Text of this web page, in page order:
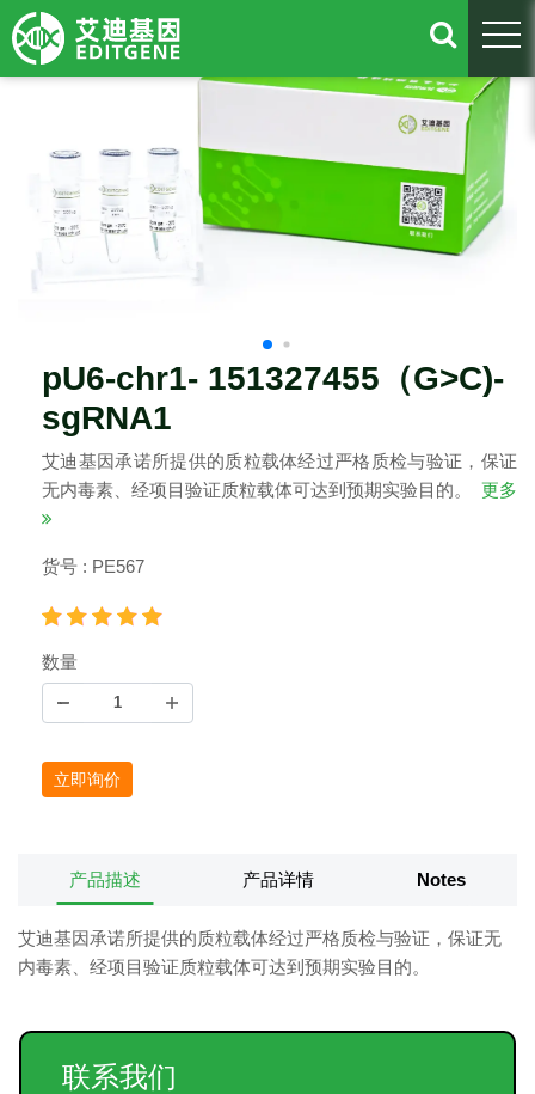
pU6-chr1- 151327455（G>C)-
sgRNA1
艾迪基因承诺所提供的质粒载体经过严格质检与验证，保证
无内毒素、经项目验证质粒载体可达到预期实验目的。
更多
货号 : PE567
数量
立即询价
产品描述 产品详情 Notes
艾迪基因承诺所提供的质粒载体经过严格质检与验证，保证无
内毒素、经项目验证质粒载体可达到预期实验目的。
联系我们